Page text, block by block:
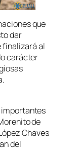
que
dar
finalizará al
carácter
importantes
de
Chaves
del